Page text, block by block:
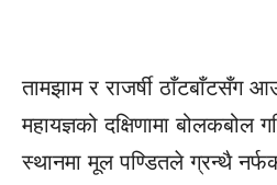
तामझाम र राजर्षी ठाँटबाँटसँग
महायज्ञको दक्षिणामा
स्थानमा मूल पण्डितले ग्रन्थै